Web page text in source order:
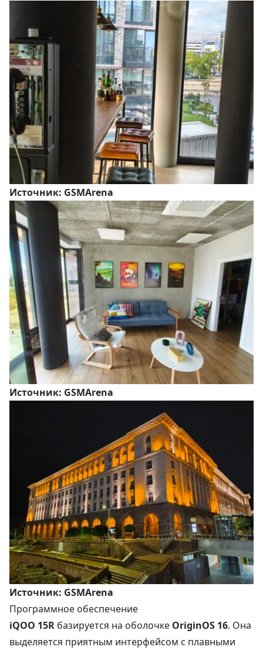
Источник: GSMArena
Источник: GSMArena
Источник: GSMArena
Программное обеспечение
iQOO 15R базируется на оболочке OriginOS 16. Она
выделяется приятным интерфейсом с плавными